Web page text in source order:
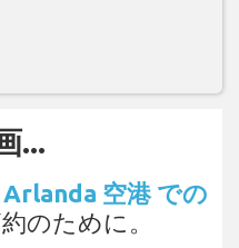
...
空港 での
のために。